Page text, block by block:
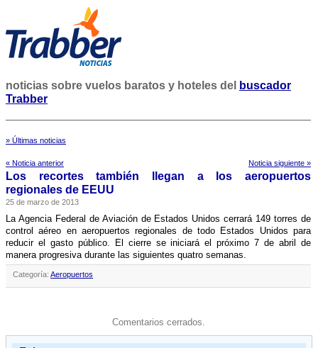
noticias sobre vuelos baratos y hoteles del
buscador
Trabber
» Últimas noticias
« Noticia anterior Noticia siguiente »
Los recortes también llegan a los aeropuertos
regionales de EEUU
25 de marzo de 2013
La Agencia Federal de Aviación de Estados Unidos cerrará 149 torres de
control aéreo en aeropuertos regionales de todo Estados Unidos para
reducir el gasto público. El cierre se iniciará el próximo 7 de abril de
manera progresiva durante las siguientes quatro semanas.
Categoría: Aeropuertos
Comentarios cerrados.